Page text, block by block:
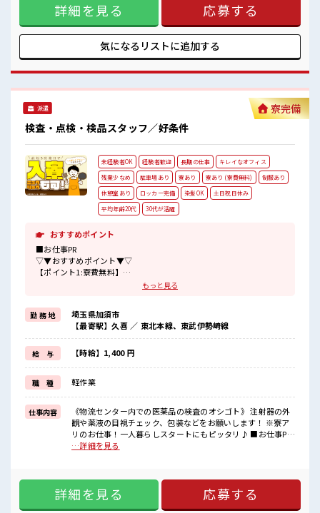
ゃない！ 住まいだってご提供します(*≧∀≦)ゞ (1)寮費は実
質「0円」のワンルーム寮完備 (2)TV/冷蔵庫/洗濯機/エアコン
などは備え付け (3)駐車場完備なのでマイカー持ち込みOK ■
職場の雰囲気 敷地が広く、 キレイな工場で働けます！ 髪型自
由！ 出勤前に余裕があるときは、 「今日の気分はコノ髪型
す！ #ryo
詳細を見る 応募する
気になるリストに追加する
派遣
検査・点検・検品スタッフ／好条件
寮完備
未経験者OK 経験者歓迎 長期の仕事
キレイなオフィス
残業少なめ
駐車場あり 寮あり 寮あり (寮費無料)
制服あり
休憩室あり
ロッカー完備 染髪OK
土日祝日休み
平均年齢20代
30代が活躍
おすすめポイント
■お仕事PR
▽▼おすすめポイント▼▽
【ポイント1:寮費無料】
【ポイント2:プライベートが充実できる】
日勤のお仕事で残業はほぼナシ！
休みが固定されている土日祝休みなので、
プライベートと両立しやすい♪
【ポイント3:フォロー体制バッチリ】
注射器や薬液の見ためチェックをお願いします！
未経験の方も大カンゲイ★
丁寧に教えてもらえるので安心してお仕事をスタートできます♪
イチからスキル・ステップUPしちゃいましょう↑
■職場の雰囲気
《男女ともに活躍中》
アットホームな雰囲気で分からない事も聞きやすい環境です☆
荷物が多い方も安心ですね★
もっと見る
勤 務 地
埼玉県加須市
【最寄駅】久喜 ／ 東北本線、東武伊勢崎線
給 与 【時給】1,400 円
職 種 軽作業
仕事内容
《物流センター内での医薬品の検査のオシゴト》 注射器の外
観や薬液の目視チェック、包装などをお願いします！ ※寮ア
リのお仕事！一人暮らしスタートにもピッタリ♪ ■お仕事PR
▽▼おすすめポイント▼▽ 【ポイント1:寮費無料】 うれしい
定されている土日祝休みなので、 プライベートと両立しやす
い♪ 【ポイント3:フォロー体制バッチリ】 注射器や薬液の見
ためチェックをお願いします！ 未経験の方も大カンゲイ★ 丁
…詳細を見る
詳細を見る 応募する